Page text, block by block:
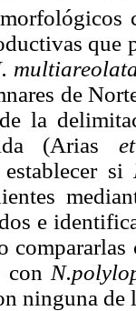
que
de
la
(Arias
si
e
con
ninguna de